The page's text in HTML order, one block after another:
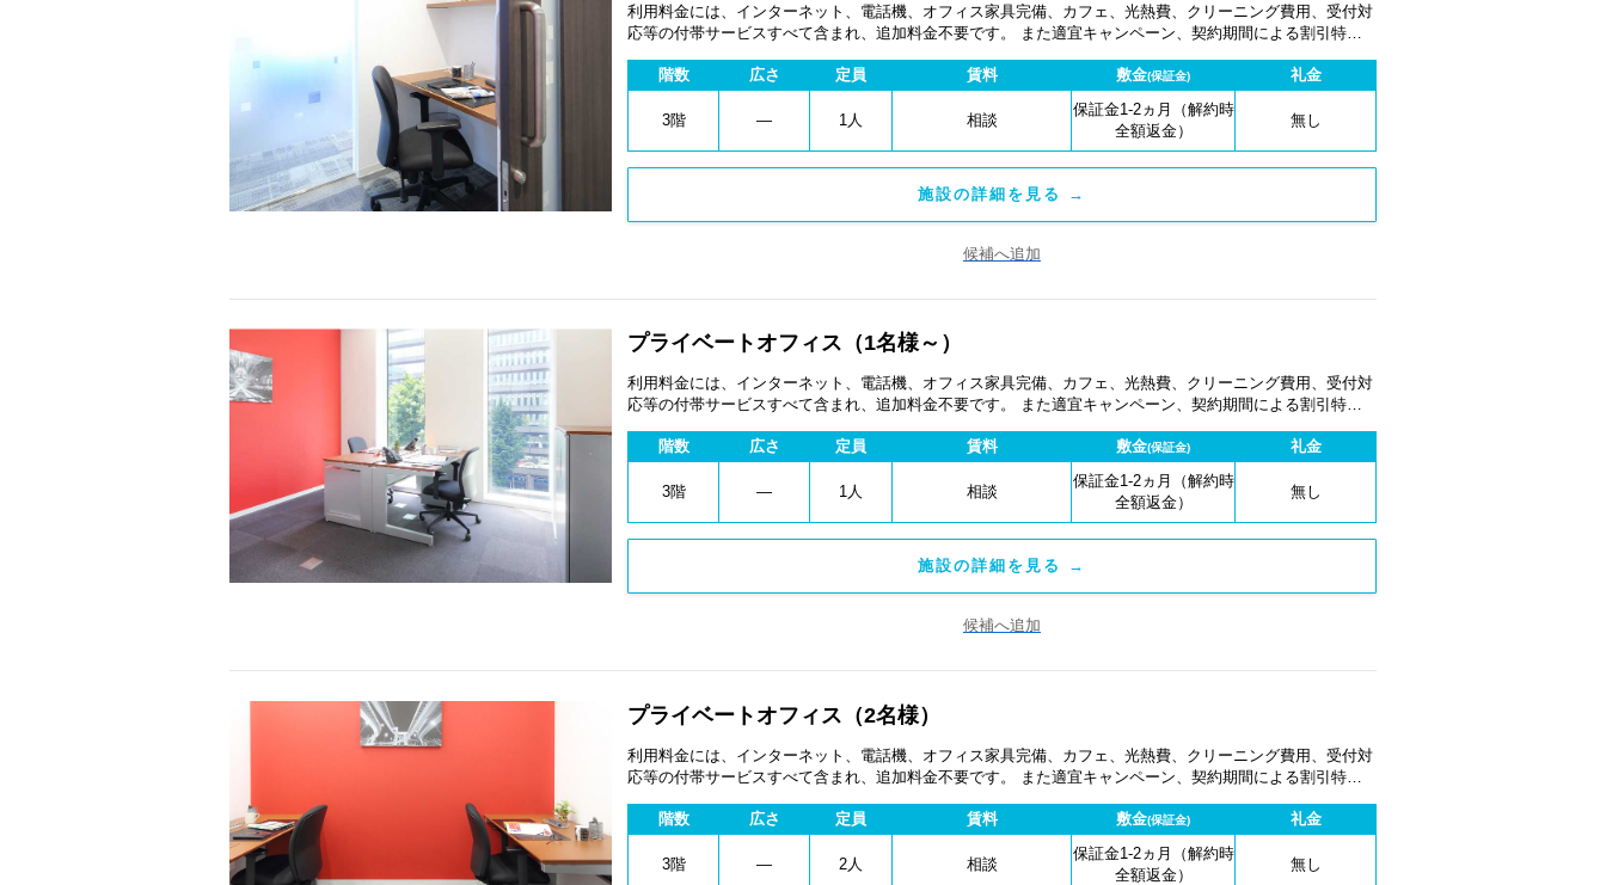
利用料金には、インターネット、電話機、オフィス家具完備、カフェ、光熱費、クリーニング費用、受付対
応等の付帯サービスすべて含まれ、追加料金不要です。 また適宜キャンペーン、契約期間による割引特典
階数
広さ 定員 賃料 敷金(保証金) 礼金
3階 ― 1人 相談
保証金1-2ヵ月（解約時
全額返金）
無し
施設の詳細を見る →
候補へ追加
プライベートオフィス（1名様～）
利用料金には、インターネット、電話機、オフィス家具完備、カフェ、光熱費、クリーニング費用、受付対
応等の付帯サービスすべて含まれ、追加料金不要です。 また適宜キャンペーン、契約期間による割引特典
階数
広さ 定員 賃料 敷金(保証金) 礼金
3階 ― 1人 相談
保証金1-2ヵ月（解約時
全額返金）
無し
施設の詳細を見る →
候補へ追加
プライベートオフィス（2名様）
利用料金には、インターネット、電話機、オフィス家具完備、カフェ、光熱費、クリーニング費用、受付対
応等の付帯サービスすべて含まれ、追加料金不要です。 また適宜キャンペーン、契約期間による割引特典
階数
広さ 定員 賃料 敷金(保証金) 礼金
3階 ― 2人 相談
保証金1-2ヵ月（解約時
全額返金）
無し